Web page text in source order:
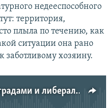
недееспособного
территория,
плыла по течению, как
ситуации она рано
заботливому хозяину.
Грузия – между ретроградами и либералами